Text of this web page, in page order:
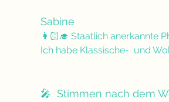
Sabine
👩🏻‍🎓 Staatlich anerkannte
Ich habe Klassische-  und
🎤  Stimmen nach dem